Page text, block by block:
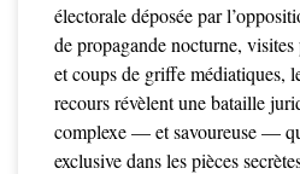
électorale déposée par
de propagande nocturne, visites
et coups de griffe médiatiques,
recours révèlent une bataille
complexe — et savoureuse —
exclusive dans les pièces